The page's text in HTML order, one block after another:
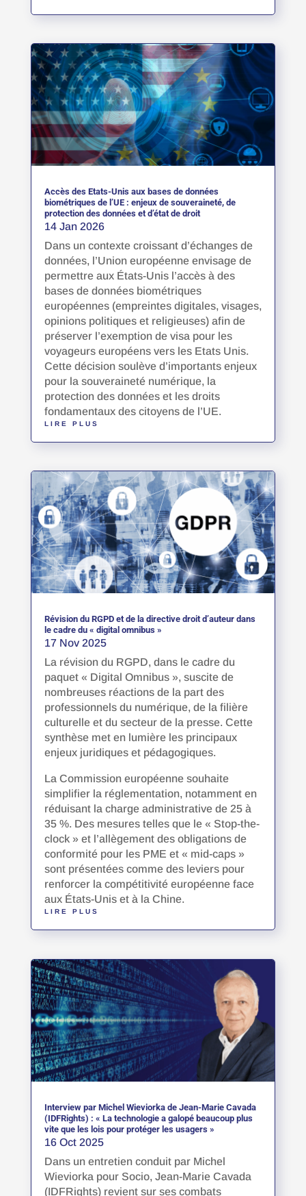
Accès des Etats-Unis aux bases de données
biométriques de l’UE : enjeux de souveraineté, de
protection des données et d’état de droit
14 Jan 2026
Dans un contexte croissant d’échanges de
données, l’Union européenne envisage de
permettre aux États-Unis l’accès à des
bases de données biométriques
européennes (empreintes digitales, visages,
opinions politiques et religieuses) afin de
préserver l’exemption de visa pour les
voyageurs européens vers les Etats Unis.
Cette décision soulève d’importants enjeux
pour la souveraineté numérique, la
protection des données et les droits
fondamentaux des citoyens de l’UE.
LIRE PLUS
Révision du RGPD et de la directive droit d’auteur dans
le cadre du « digital omnibus »
17 Nov 2025
La révision du RGPD, dans le cadre du
paquet « Digital Omnibus », suscite de
nombreuses réactions de la part des
professionnels du numérique, de la filière
culturelle et du secteur de la presse. Cette
synthèse met en lumière les principaux
enjeux juridiques et pédagogiques.
La Commission européenne souhaite
simplifier la réglementation, notamment en
réduisant la charge administrative de 25 à
35 %. Des mesures telles que le « Stop-the-
clock » et l’allègement des obligations de
conformité pour les PME et « mid-caps »
sont présentées comme des leviers pour
renforcer la compétitivité européenne face
aux États-Unis et à la Chine.
LIRE PLUS
Interview par Michel Wieviorka de Jean-Marie Cavada
(IDFRights) : « La technologie a galopé beaucoup plus
vite que les lois pour protéger les usagers »
16 Oct 2025
Dans un entretien conduit par Michel
Wieviorka pour Socio, Jean-Marie Cavada
(IDFRights) revient sur ses combats